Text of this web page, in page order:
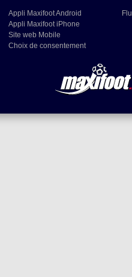
Appli Maxifoot Android
Appli Maxifoot iPhone
Site web Mobile
Choix de consentement